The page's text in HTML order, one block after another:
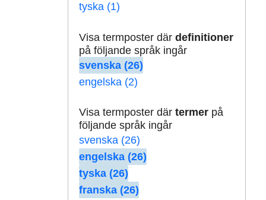
tyska (1)
Visa termposter där definitioner
på följande språk ingår
svenska (26)
engelska (2)
Visa termposter där termerpå
följande språk ingår
svenska (26)
engelska (26)
tyska (26)
franska (26)